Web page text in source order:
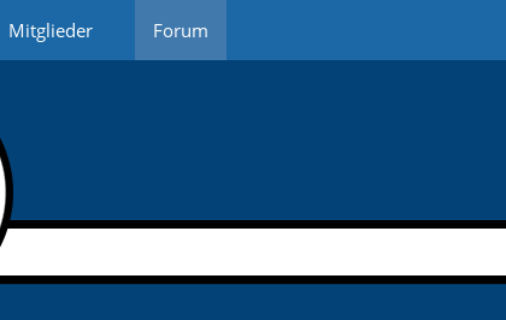
Mitglieder Forum